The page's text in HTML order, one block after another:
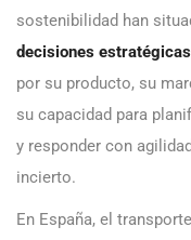
sostenibilidad han
decisiones estratégicas
por su producto, su
su capacidad para
y responder con
incierto.
En España, el